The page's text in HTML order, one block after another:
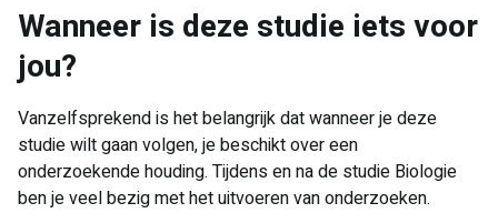
​Wanneer is deze studie iets voor
jou?
Vanzelfsprekend is het belangrijk dat wanneer je deze
studie wilt gaan volgen, je beschikt over een
onderzoekende houding. Tijdens en na de studie Biologie
ben je veel bezig met het uitvoeren van onderzoeken.